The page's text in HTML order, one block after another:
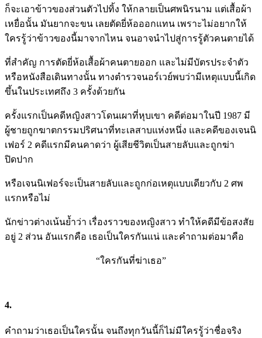
ก็จะเอาข้าวของส่วนตัวไปทิ้ง ให้กลายเป็นศพนิรนาม แต่เสื้อผ้า
เหยื่อนั้น มันยากจะขน เลยตัดยี่ห้อออกแทน เพราะไม่อยากให้
ใครรู้ว่าข้าวของนี้มาจากไหน จนอาจนำไปสู่การรู้ตัวคนตายได้
ที่สำคัญ การตัดยี่ห้อเสื้อผ้าคนตายออก และไม่มีบัตรประจำตัว
หรือหนังสือเดินทางนั้น ทางตำรวจนอร์เวย์พบว่ามีเหตุแบบนี้เกิด
ขึ้นในประเทศถึง 3 ครั้งด้วยกัน
ครั้งแรกเป็นคดีหญิงสาวโดนเผาที่หุบเขา คดีต่อมาในปี 1987 มี
ผู้ชายถูกฆาตกรรมปริศนาที่ทะเลสาบแห่งหนึ่ง และคดีของเจนนิ
เฟอร์ 2 คดีแรกมีคนคาดว่า ผู้เสียชีวิตเป็นสายลับและถูกฆ่า
ปิดปาก
หรือเจนนิเฟอร์จะเป็นสายลับและถูกก่อเหตุแบบเดียวกับ 2 ศพ
แรกหรือไม่
นักข่าวต่างเน้นย้ำว่า เรื่องราวของหญิงสาว ทำให้คดีมีข้อสงสัย
อยู่ 2 ส่วน อันแรกคือ เธอเป็นใครกันแน่ และคำถามต่อมาคือ
“ใครกันที่ฆ่าเธอ”
4.
คำถามว่าเธอเป็นใครนั้น จนถึงทุกวันนี้ก็ไม่มีใครรู้ว่าชื่อจริง